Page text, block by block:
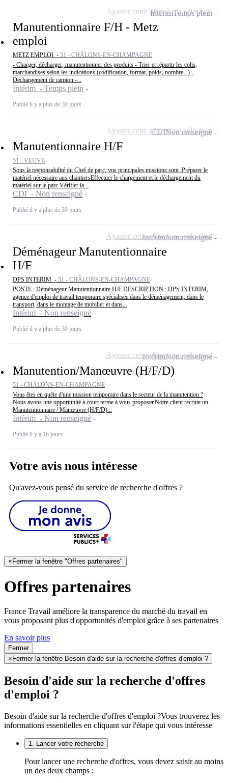
Manutentionnaire F/H - Metz
emploi
METZ EMPLOI - 51 - CHÂLONS-EN-CHAMPAGNE
- Charger, décharger, manutentionner des produits - Trier et répartir les colis,
marchandises selon les indications (codification, format, poids, nombre...) -
Déchargement de camion -...
Intérim - Temps plein
Publié il y a plus de 30 jours
IntérimTemps plein
Ajouter cette offre à ma sélection
Manutentionnaire H/F
51 - VEUVE
Sous la responsabilité du Chef de parc, vos principales missions sont :Préparer le
matériel nécessaire aux chantiersEffectuer le chargement et le déchargement du
matériel sur le parc Vérifier la...
CDI - Non renseigné
Publié il y a plus de 30 jours
CDINon renseigné
Ajouter cette offre à ma sélection
Déménageur Manutentionnaire
H/F
DPS INTERIM - 51 - CHÂLONS-EN-CHAMPAGNE
POSTE : Déménageur Manutentionnaire H/F DESCRIPTION : DPS INTERIM,
agence d'emploi de travail temporaire spécialisée dans le déménagement, dans le
transport, dans le montage de mobilier et dans...
Intérim - Non renseigné
Publié il y a plus de 30 jours
IntérimNon renseigné
Ajouter cette offre à ma sélection
Manutention/Manœuvre (H/F/D)
51 - CHÂLONS-EN-CHAMPAGNE
Vous êtes en quête d'une mission temporaire dans le secteur de la manutention ?
Nous avons une opportunité à court terme à vous proposer.Notre client recrute un
Manutentionnaire / Manœuvre (H/F/D)...
Intérim - Non renseigné
Publié il y a 16 jours
IntérimNon renseigné
Ajouter cette offre à ma sélection
Votre avis nous intéresse
Qu'avez-vous pensé du service de recherche d'offres ?
×Fermer la fenêtre "Offres partenaires"
Offres partenaires
France Travail améliore la transparence du marché du travail en
vous proposant plus d'opportunités d'emploi grâce à ses partenaires
En savoir plus
Fermer
× Fermer la fenêtre Besoin d'aide sur la recherche d'offres d'emploi ?
Besoin d'aide sur la recherche d'offres
d'emploi ?
Besoin d'aide sur la recherche d'offres d'emploi ?Vous trouverez les
informations essentielles en cliquant sur l'étape qui vous intéresse
1. Lancer votre recherche
Pour lancer une recherche d'offres, vous devez saisir au moins
un des deux champs :